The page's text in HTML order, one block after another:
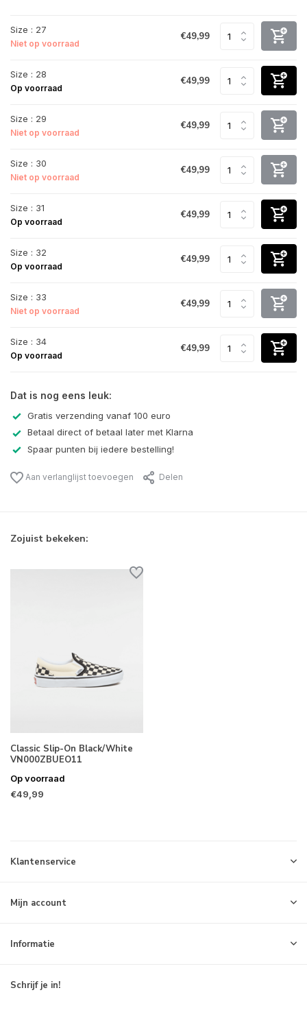
Size : 27
Niet op voorraad
€49,99
Size : 28
Op voorraad
€49,99
Size : 29
Niet op voorraad
€49,99
Size : 30
Niet op voorraad
€49,99
Size : 31
Op voorraad
€49,99
Size : 32
Op voorraad
€49,99
Size : 33
Niet op voorraad
€49,99
Size : 34
Op voorraad
€49,99
Dat is nog eens leuk:
Gratis verzending vanaf 100 euro
Betaal direct of betaal later met Klarna
Spaar punten bij iedere bestelling!
Aan verlanglijst toevoegen Delen
Zojuist bekeken:
Classic Slip-On Black/White
VN000ZBUEO11
Op voorraad
€49,99
Klantenservice
Mijn account
Informatie
Schrijf je in!